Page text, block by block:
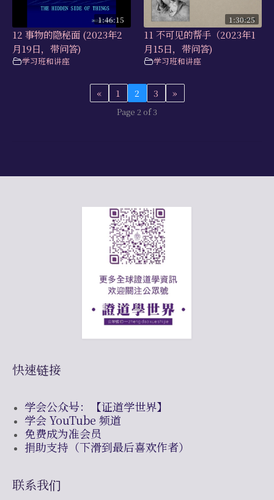
1:46:15
12 事物的隐秘面 (2023年2
月19日，带问答)
学习班和讲座
1:30:25
11 不可见的帮手（2023年1
月15日，带问答)
学习班和讲座
« 1 2 3 »
Page 2 of 3
快速链接
学会公众号：【证道学世界】
学会 YouTube 频道
免费成为准会员
捐助支持（下滑到最后喜欢作者）
联系我们